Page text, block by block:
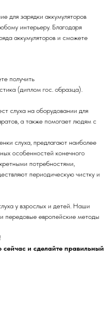
для зарядки аккумуляторов
интерьеру. Благодаря
аккумуляторов и сможете
получить
(диплом гос. образца).
слуха на оборудовании для
а также помогает людям с
слуха, предлагают наиболее
особенностей конечного
потребностями,
периодическую чистку и
у взрослых и детей. Наши
передовые европейские методы
и сделайте правильный